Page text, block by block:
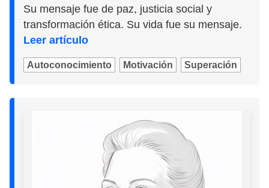
Su mensaje fue de paz, justicia social y
transformación ética. Su vida fue su mensaje.
Leer artículo
Autoconocimiento Motivación Superación